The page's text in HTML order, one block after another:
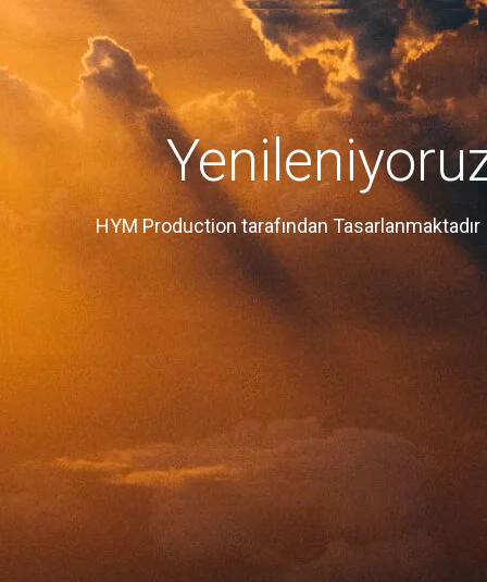
HYM Production tarafından Tasarlanmaktadır